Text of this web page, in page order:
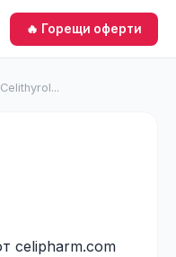
🔥 Горещи оферти
Celithyrol...